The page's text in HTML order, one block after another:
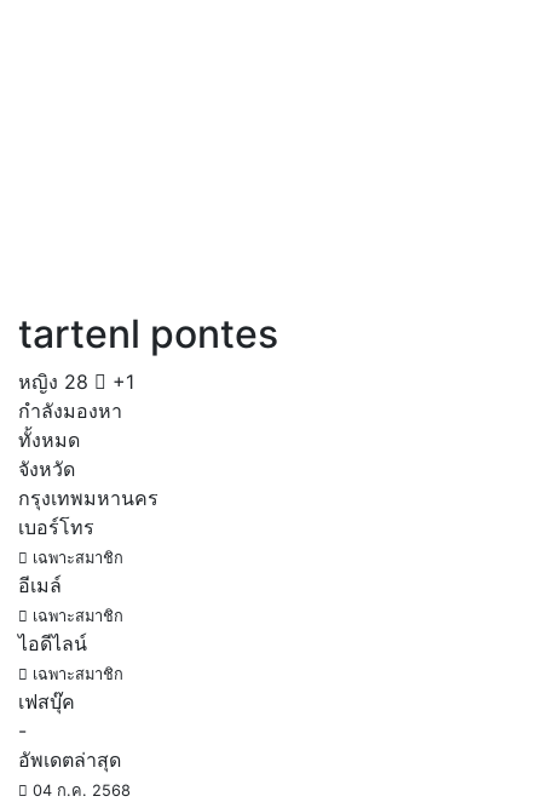
tartenl pontes
หญิง 28
+1
กำลังมองหา
ทั้งหมด
จังหวัด
กรุงเทพมหานคร
เบอร์โทร
เฉพาะสมาชิก
อีเมล์
เฉพาะสมาชิก
ไอดีไลน์
เฉพาะสมาชิก
เฟสบุ๊ค
-
อัพเดตล่าสุด
04 ก.ค. 2568